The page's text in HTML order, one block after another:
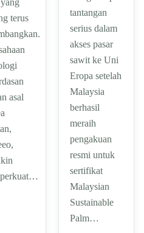
terus
asal
tantangan
serius dalam
akses pasar
sawit ke Uni
Eropa setelah
Malaysia
berhasil
meraih
pengakuan
resmi untuk
sertifikat
Malaysian
Sustainable
Palm…